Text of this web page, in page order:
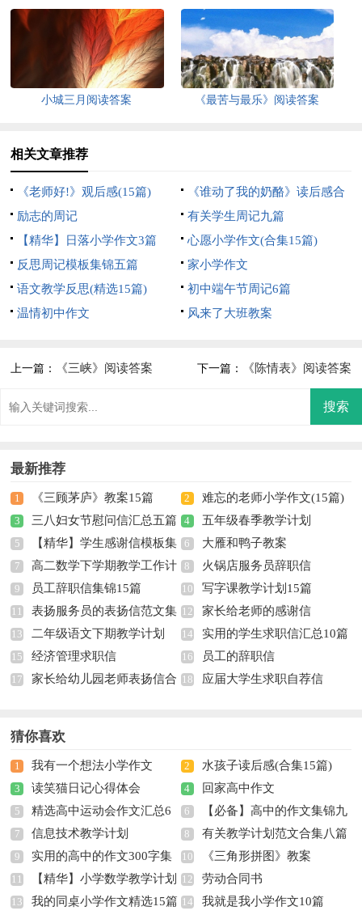
小城三月阅读答案 《最苦与最乐》阅读答案
相关文章推荐
《老师好!》观后感(15篇)
《谁动了我的奶酪》读后感合
集15篇
励志的周记
有关学生周记九篇
【精华】日落小学作文3篇
心愿小学作文(合集15篇)
反思周记模板集锦五篇
家小学作文
语文教学反思(精选15篇)
初中端午节周记6篇
温情初中作文
风来了大班教案
上一篇： 《三峡》阅读答案 下一篇： 《陈情表》阅读答案
最新推荐
1 《三顾茅庐》教案15篇 2 难忘的老师小学作文(15篇)
3 三八妇女节慰问信汇总五篇 4 五年级春季教学计划
5
【精华】学生感谢信模板集
合五篇
6 大雁和鸭子教案
7
高二数学下学期教学工作计
划
8 火锅店服务员辞职信
9 员工辞职信集锦15篇 10 写字课教学计划15篇
11
表扬服务员的表扬信范文集
锦9篇
12 家长给老师的感谢信
13 二年级语文下期教学计划 14 实用的学生求职信汇总10篇
15 经济管理求职信 16 员工的辞职信
17
家长给幼儿园老师表扬信合 18 应届大学生求职自荐信
猜你喜欢
1 我有一个想法小学作文 2 水孩子读后感(合集15篇)
3 读笑猫日记心得体会 4 回家高中作文
5
精选高中运动会作文汇总6
篇
6
【必备】高中的作文集锦九
篇
7 信息技术教学计划 8 有关教学计划范文合集八篇
9
实用的高中的作文300字集
合九篇
10 《三角形拼图》教案
11
【精华】小学数学教学计划
集合七篇
12 劳动合同书
13 我的同桌小学作文精选15篇 14 我就是我小学作文10篇